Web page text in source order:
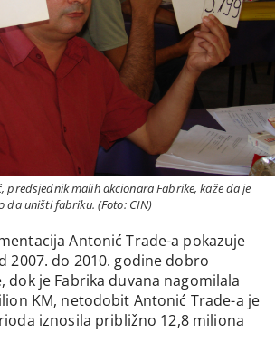
predsjednik malih akcionara Fabrike, kaže da je
da uništi fabriku. (Foto: CIN)
Antonić Trade-a pokazuje
2007. do 2010. godine dobro
dok je Fabrika duvana nagomilala
KM, netodobit Antonić Trade-a je
iznosila približno 12,8 miliona